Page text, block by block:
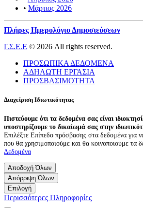
• Μάρτιος 2026
Πλήρες Ημερολόγιο Δημοσιεύσεων
Γ.Σ.Ε.Ε © 2026 All rights reserved.
ΠΡΟΣΩΠΙΚΑ ΔΕΔΟΜΕΝΑ
ΑΔΗΛΩΤΗ ΕΡΓΑΣΙΑ
ΠΡΟΣΒΑΣΙΜΟΤΗΤΑ
Διαχείριση Ιδιωτικότητας
Πιστεύουμε ότι τα δεδομένα σας είναι
υποστηρίζουμε το δικαίωμά σας στην
Επιλέξτε Επίπεδο πρόσβασης στα δεδομένα για
που θα χρησιμοποιούμε και θα κοινοποιούμε τα
Δεδομένα
Αποδοχή Όλων
Απόρριψη Όλων
Επιλογή
Περισσότερες Πληροφορίες